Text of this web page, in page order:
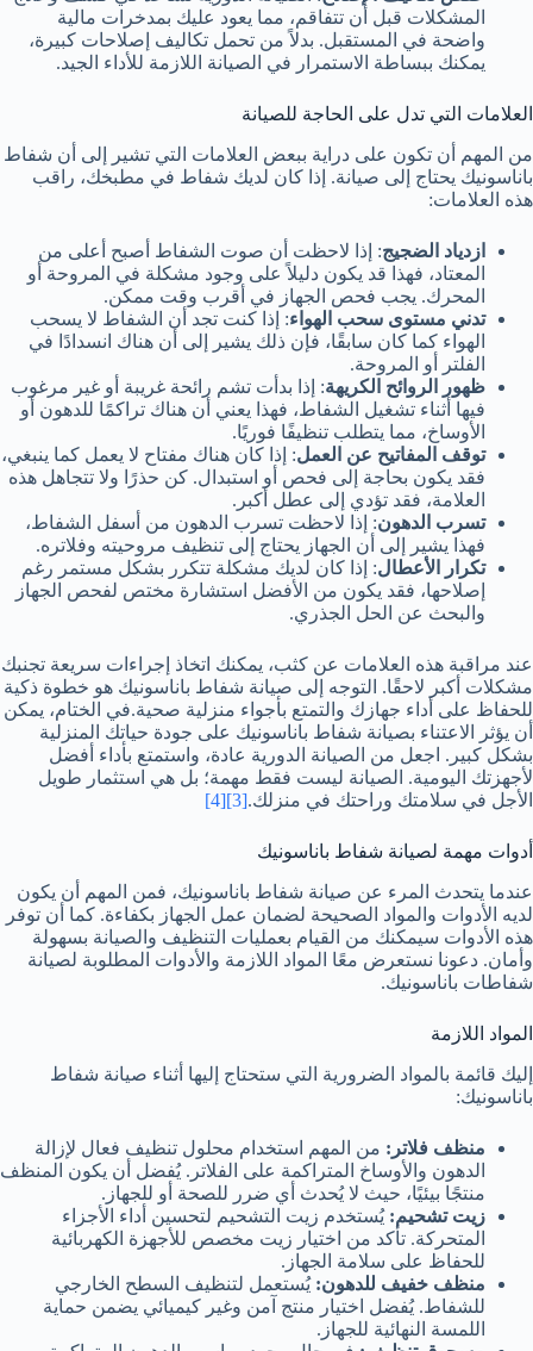
المشكلات قبل أن تتفاقم، مما يعود عليك بمدخرات مالية
واضحة في المستقبل. بدلاً من تحمل تكاليف إصلاحات كبيرة،
يمكنك ببساطة الاستمرار في الصيانة اللازمة للأداء الجيد.
العلامات التي تدل على الحاجة للصيانة
من المهم أن تكون على دراية ببعض العلامات التي تشير إلى أن شفاط
باناسونيك يحتاج إلى صيانة. إذا كان لديك شفاط في مطبخك، راقب
هذه العلامات:
ازدياد الضجيج: إذا لاحظت أن صوت الشفاط أصبح أعلى من
المعتاد، فهذا قد يكون دليلاً على وجود مشكلة في المروحة أو
المحرك. يجب فحص الجهاز في أقرب وقت ممكن.
تدني مستوى سحب الهواء: إذا كنت تجد أن الشفاط لا يسحب
الهواء كما كان سابقًا، فإن ذلك يشير إلى أن هناك انسدادًا في
الفلتر أو المروحة.
ظهور الروائح الكريهة: إذا بدأت تشم رائحة غريبة أو غير مرغوب
فيها أثناء تشغيل الشفاط، فهذا يعني أن هناك تراكمًا للدهون أو
الأوساخ، مما يتطلب تنظيفًا فوريًا.
توقف المفاتيح عن العمل: إذا كان هناك مفتاح لا يعمل كما ينبغي،
فقد يكون بحاجة إلى فحص أو استبدال. كن حذرًا ولا تتجاهل هذه
العلامة، فقد تؤدي إلى عطل أكبر.
تسرب الدهون: إذا لاحظت تسرب الدهون من أسفل الشفاط،
فهذا يشير إلى أن الجهاز يحتاج إلى تنظيف مروحيته وفلاتره.
تكرار الأعطال: إذا كان لديك مشكلة تتكرر بشكل مستمر رغم
إصلاحها، فقد يكون من الأفضل استشارة مختص لفحص الجهاز
والبحث عن الحل الجذري.
عند مراقبة هذه العلامات عن كثب، يمكنك اتخاذ إجراءات سريعة تجنبك
مشكلات أكبر لاحقًا. التوجه إلى صيانة شفاط باناسونيك هو خطوة ذكية
للحفاظ على أداء جهازك والتمتع بأجواء منزلية صحية.في الختام، يمكن
أن يؤثر الاعتناء بصيانة شفاط باناسونيك على جودة حياتك المنزلية
بشكل كبير. اجعل من الصيانة الدورية عادة، واستمتع بأداء أفضل
لأجهزتك اليومية. الصيانة ليست فقط مهمة؛ بل هي استثمار طويل
الأجل في سلامتك وراحتك في منزلك.[3]
[4]
أدوات مهمة لصيانة شفاط باناسونيك
عندما يتحدث المرء عن صيانة شفاط باناسونيك، فمن المهم أن يكون
لديه الأدوات والمواد الصحيحة لضمان عمل الجهاز بكفاءة. كما أن توفر
هذه الأدوات سيمكنك من القيام بعمليات التنظيف والصيانة بسهولة
وأمان. دعونا نستعرض معًا المواد اللازمة والأدوات المطلوبة لصيانة
شفاطات باناسونيك.
المواد اللازمة
إليك قائمة بالمواد الضرورية التي ستحتاج إليها أثناء صيانة شفاط
باناسونيك:
منظف فلاتر: من المهم استخدام محلول تنظيف فعال لإزالة
الدهون والأوساخ المتراكمة على الفلاتر. يُفضل أن يكون المنظف
منتجًا بيئيًا، حيث لا يُحدث أي ضرر للصحة أو للجهاز.
زيت تشحيم: يُستخدم زيت التشحيم لتحسين أداء الأجزاء
المتحركة. تأكد من اختيار زيت مخصص للأجهزة الكهربائية
للحفاظ على سلامة الجهاز.
منظف خفيف للدهون: يُستعمل لتنظيف السطح الخارجي
للشفاط. يُفضل اختيار منتج آمن وغير كيميائي يضمن حماية
اللمسة النهائية للجهاز.